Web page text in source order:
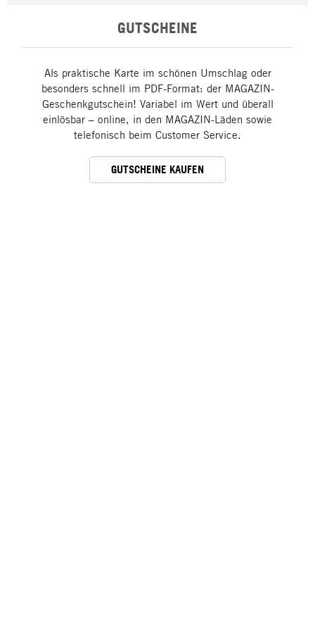
GUTSCHEINE
Als praktische Karte im schönen Umschlag oder
besonders schnell im PDF-Format: der MAGAZIN-
Geschenkgutschein! Variabel im Wert und überall
einlösbar – online, in den MAGAZIN-Läden sowie
telefonisch beim Customer Service.
GUTSCHEINE KAUFEN